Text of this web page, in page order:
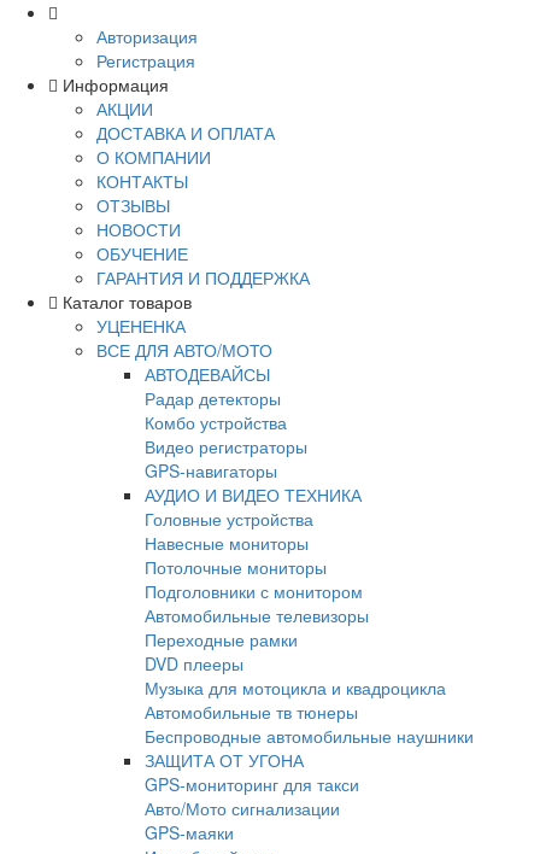
Авторизация
Регистрация
Информация
АКЦИИ
ДОСТАВКА И ОПЛАТА
О КОМПАНИИ
КОНТАКТЫ
ОТЗЫВЫ
НОВОСТИ
ОБУЧЕНИЕ
ГАРАНТИЯ И ПОДДЕРЖКА
Каталог товаров
УЦЕНЕНКА
ВСЕ ДЛЯ АВТО/МОТО
АВТОДЕВАЙСЫ
Радар детекторы
Комбо устройства
Видео регистраторы
GPS-навигаторы
АУДИО И ВИДЕО ТЕХНИКА
Головные устройства
Навесные мониторы
Потолочные мониторы
Подголовники с монитором
Автомобильные телевизоры
Переходные рамки
DVD плееры
Музыка для мотоцикла и квадроцикла
Автомобильные тв тюнеры
Беспроводные автомобильные наушники
ЗАЩИТА ОТ УГОНА
GPS-мониторинг для такси
Авто/Мото сигнализации
GPS-маяки